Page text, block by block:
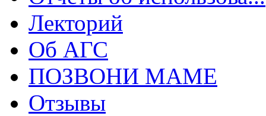
Лекторий
Об АГС
ПОЗВОНИ МАМЕ
Отзывы